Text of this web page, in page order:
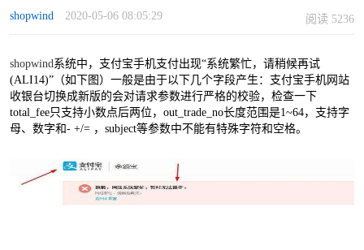
shopwind 2020-05-06 08:05:29 阅读 5236
shopwind 系统中，支付宝手机支付出现“系统繁忙，请稍候再试
(ALI14)”（如下图）一般是由于以下几个字段产生：支付宝手机网站
收银台切换成新版的会对请求参数进行严格的校验，检查一下
total_fee只支持小数点后两位，out_trade_no长度范围是1~64，支持字
母、数字和- +/= ，subject等参数中不能有特殊字符和空格。